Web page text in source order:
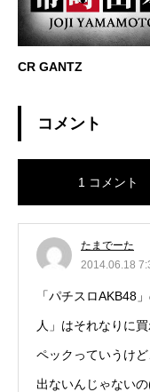
CR GANTZ
コメント
1 コメント
たまでーた
2014.06.18
「パチスロAKB48
人」はそれなりに
ペックっていうけ
出ないんじゃない